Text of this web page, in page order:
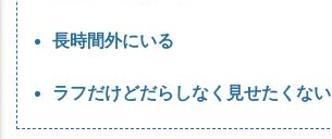
長時間外にいる
ラフだけどだらしなく見せたくない